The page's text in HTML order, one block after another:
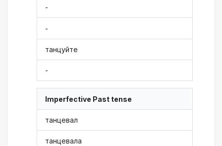
-
-
танцуйте
-
Imperfective Past tense
танцевал
танцевала